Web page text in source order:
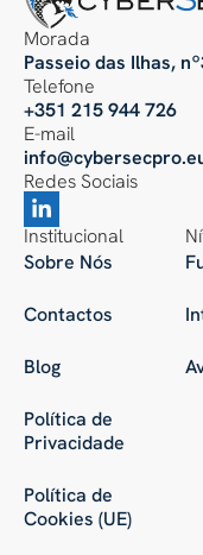
Morada
Passeio das Ilhas,
Telefone
+351 215 944 726
E-mail
Redes Sociais
Institucional
Sobre Nós
Contactos
Blog
Política de
Privacidade
Política de
Cookies (UE)